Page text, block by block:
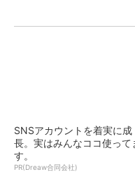
SNSアカウントを着実に成
長。実はみんなココ使って
す。
PR(Dreaw合同会社)